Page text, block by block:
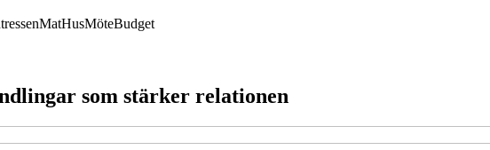
MatHusMöteBudget
som stärker relationen